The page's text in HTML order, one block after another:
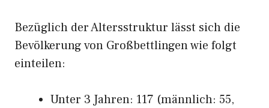
Bezüglich der Altersstruktur lässt sich die
Bevölkerung von Großbettlingen wie folgt
einteilen:
Unter 3 Jahren: 117 (männlich: 55,